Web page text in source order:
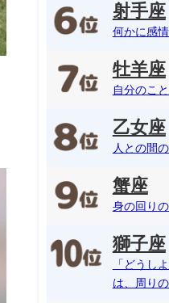
射手座
何かに感
牡羊座
自分のこ
乙女座
人との間
蟹座
身の回り
獅子座
「どうし
は、周り